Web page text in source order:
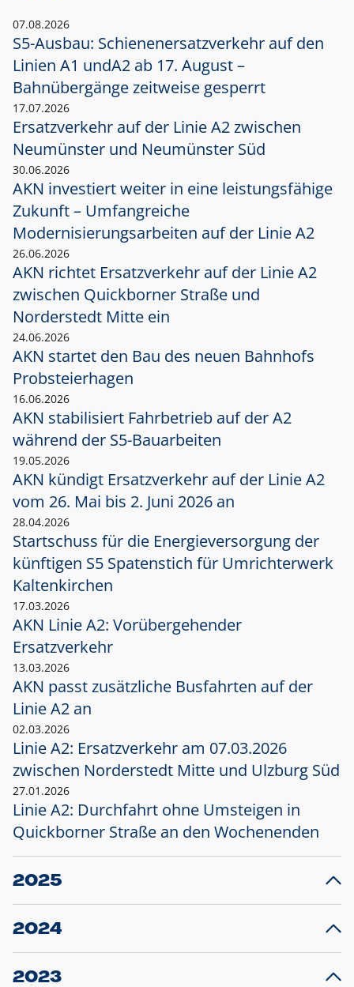
07.08.2026
S5-Ausbau: Schienenersatzverkehr auf den
Linien A1 undA2 ab 17. August –
Bahnübergänge zeitweise gesperrt
17.07.2026
Ersatzverkehr auf der Linie A2 zwischen
Neumünster und Neumünster Süd
30.06.2026
AKN investiert weiter in eine leistungsfähige
Zukunft – Umfangreiche
Modernisierungsarbeiten auf der Linie A2
26.06.2026
AKN richtet Ersatzverkehr auf der Linie A2
zwischen Quickborner Straße und
Norderstedt Mitte ein
24.06.2026
AKN startet den Bau des neuen Bahnhofs
Probsteierhagen
16.06.2026
AKN stabilisiert Fahrbetrieb auf der A2
während der S5-Bauarbeiten
19.05.2026
AKN kündigt Ersatzverkehr auf der Linie A2
vom 26. Mai bis 2. Juni 2026 an
28.04.2026
Startschuss für die Energieversorgung der
künftigen S5 Spatenstich für Umrichterwerk
Kaltenkirchen
17.03.2026
AKN Linie A2: Vorübergehender
Ersatzverkehr
13.03.2026
AKN passt zusätzliche Busfahrten auf der
Linie A2 an
02.03.2026
Linie A2: Ersatzverkehr am 07.03.2026
zwischen Norderstedt Mitte und Ulzburg Süd
27.01.2026
Linie A2: Durchfahrt ohne Umsteigen in
Quickborner Straße an den Wochenenden
2025
23.12.2025
Projekt S5: Start der Bauarbeiten am
2024
10.12.2024
Großprojekt S5: Sperrung der Bahnstraße in
2023